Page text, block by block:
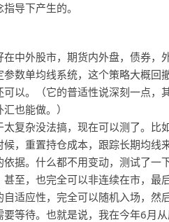
导下产生的。
中外股市，期货内外盘，债券
数单均线系统，这个策略大概回
以。（它的普适性说深刻一点
也能做。）
复杂没法搞，现在可以测了。
，重置持仓成本，跟踪长期均
据。什么都不用变动，测试了
至，也完全可以非连续在市，最
适应性，完全可以随机入场，
等待。也就是说，我在今年6月